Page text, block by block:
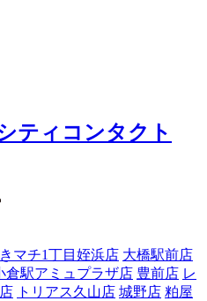
ティコンタクト
マチ1丁目姪浜店 大橋駅前店
倉駅アミュプラザ店 豊前店 レ
トリアス久山店 城野店 粕屋